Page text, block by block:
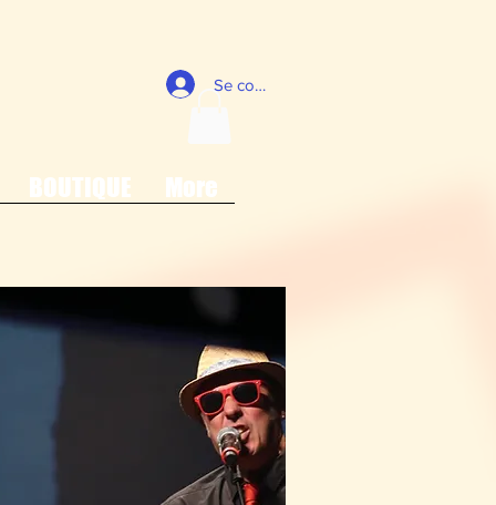
Se connecter
BOUTIQUE More